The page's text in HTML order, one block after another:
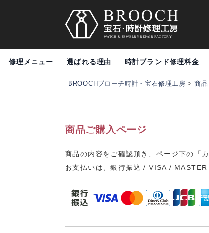
修理メニュー 選ばれる理由 時計ブランド修理料金
BROOCHブローチ時計・宝石修理工房 >商品
商品ご購入ページ
商品の内容をご確認頂き、ページ下の「
お支払いは、銀行振込 / VISA /